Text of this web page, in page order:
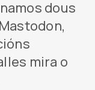
dous
mira o